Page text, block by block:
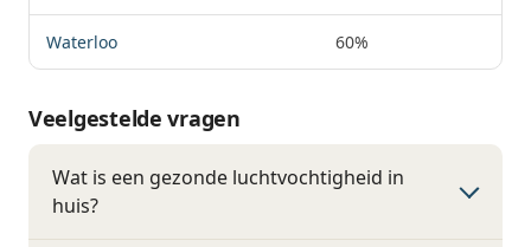
Waterloo 60%
Veelgestelde vragen
Wat is een gezonde luchtvochtigheid in
huis?